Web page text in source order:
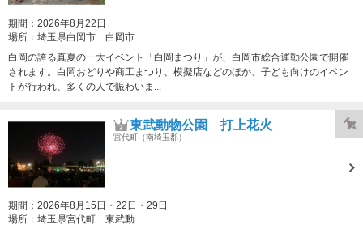
期間： 2026年8月22日
場所： 埼玉県白岡市 白岡市...
白岡の誇る真夏の一大イベント「白岡まつり」が、白岡市総合運動公園で開催
されます。白岡おどりや商工まつり、模擬店などのほか、子ども向けのイベン
トが行われ、多くの人で賑わいま...
東武動物公園 打上花火
宮代町（南埼玉郡）
期間： 2026年8月15日・22日・29日
場所： 埼玉県宮代町 東武動...